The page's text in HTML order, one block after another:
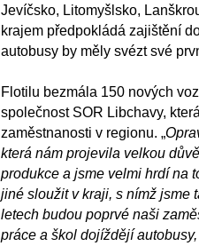
Jevíčsko, Litomyšlsko,
krajem předpokládá zajištění
autobusy by měly svézt své
Flotilu bezmála 150 nových
společnost SOR Libchavy,
zaměstnanosti v regionu. „
která nám projevila velkou
produkce a jsme velmi hrdí na
jiné sloužit v kraji, s nímž jsme
letech budou poprvé naši
práce a škol dojíždějí